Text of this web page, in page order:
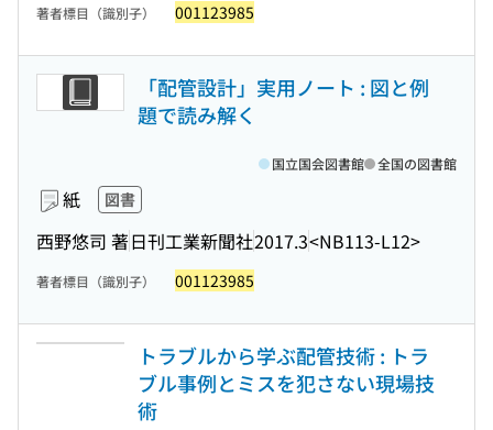
著者標目（識別子） 001123985
「配管設計」実用ノート : 図と例
題で読み解く
紙 図書
西野悠司 著日刊工業新聞社2017.3<NB113-L12>
国立国会図書館 全国の図書館
著者標目（識別子） 001123985
トラブルから学ぶ配管技術 : トラ
ブル事例とミスを犯さない現場技
術